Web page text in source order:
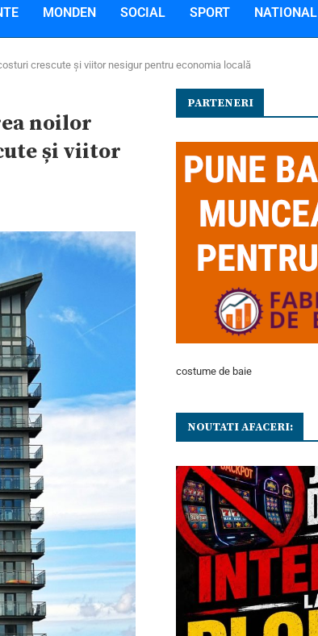
MONDEN SOCIAL SPORT NATIONAL
crescute și viitor nesigur pentru economia locală
noilor
și viitor
PARTENERI
costume de baie
NOUTATI AFACERI: